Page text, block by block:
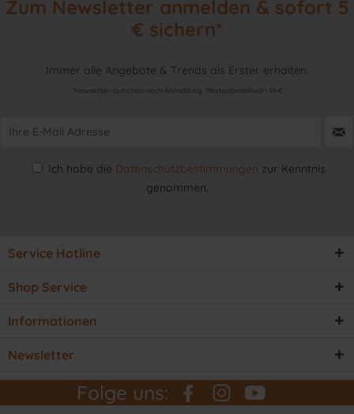
Zum Newsletter anmelden & sofort 5
€ sichern*
Immer alle Angebote & Trends als Erster erhalten.
*Newsletter-Gutschein nach Anmeldung. Mindestbestellwert 99 €
Ich habe die Datenschutzbestimmungen zur Kenntnis
genommen.
Service Hotline
Shop Service
Informationen
Newsletter
Folge uns: